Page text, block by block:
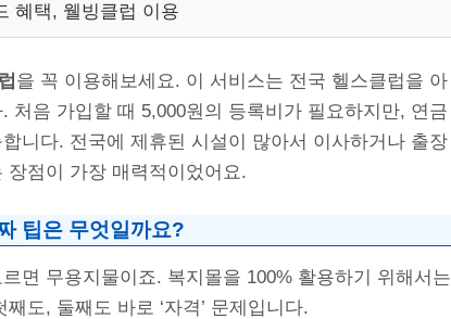
혜택, 웰빙클럽 이용
을 꼭 이용해보세요. 이 서비스는 전국 헬스클럽을 아
처음 가입할 때 5,000원의 등록비가 필요하지만, 연금
니다. 전국에 제휴된 시설이 많아서 이사하거나 출장
점이 가장 매력적이었어요.
팁은 무엇일까요?
면 무용지물이죠. 복지몰을 100% 활용하기 위해서는
도, 둘째도 바로 ‘자격’ 문제입니다.